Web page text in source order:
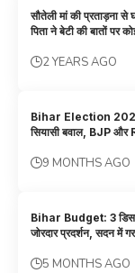
सौतेली मां की प्रताड़ना से
पिता ने बेटी की बातों पर
2 YEARS AGO
Bihar Election
सियासी बवाल, BJP और
9 MONTHS AGO
Bihar Budget: 3
जोरदार प्रदर्शन, सदन में
5 MONTHS AGO